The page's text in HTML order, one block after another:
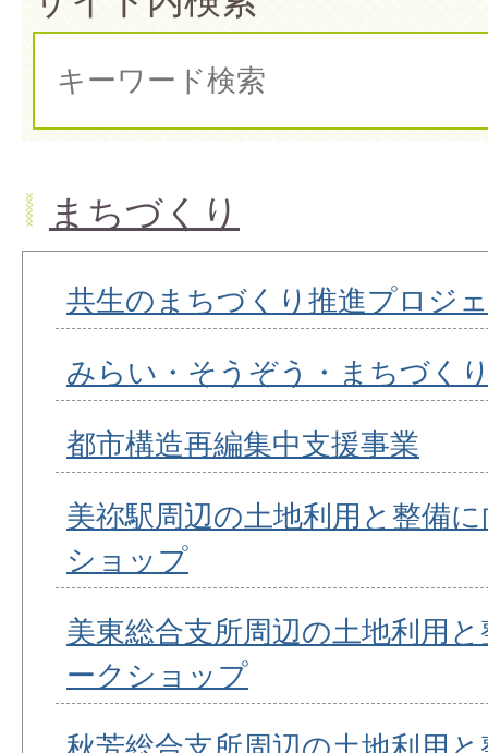
まちづくり
共生のまちづくり推進プロジ
みらい・そうぞう・まちづく
都市構造再編集中支援事業
美祢駅周辺の土地利用と整備
ショップ
美東総合支所周辺の土地利用
ークショップ